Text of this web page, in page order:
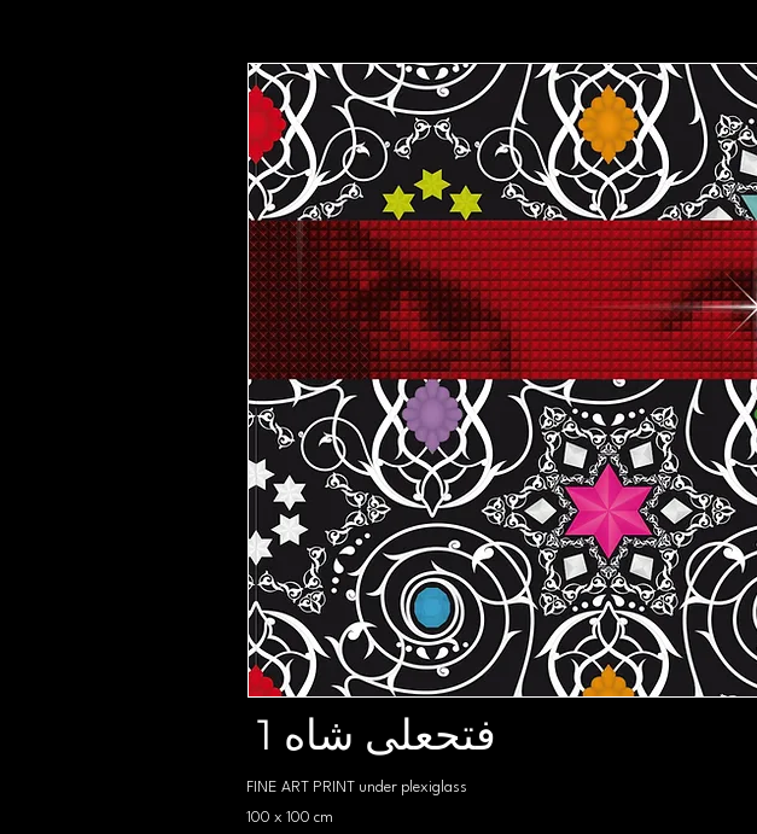
1 فتحعلی شاه
FINE ART PRINT under plexiglass
100 x 100 cm